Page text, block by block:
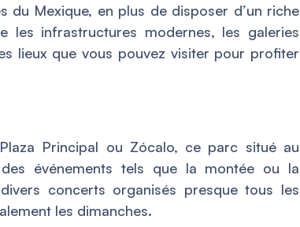
du Mexique, en plus de disposer d’un riche
les infrastructures modernes, les galeries
lieux que vous pouvez visiter pour profiter
Principal ou Zócalo, ce parc situé au
événements tels que la montée ou la
concerts organisés presque tous les
les dimanches.